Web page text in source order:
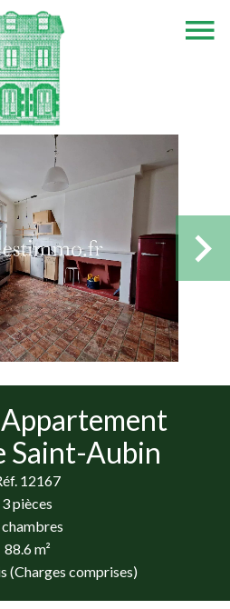
Saint-Aubin
12167
3 pièces
chambres
88.6 m²
(Charges comprises)